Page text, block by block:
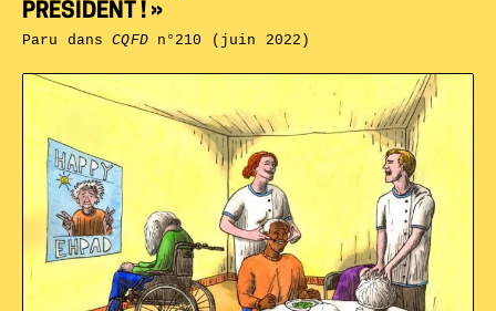
PRÉSIDENT ! »
Paru dansCQFDn°210 (juin 2022)